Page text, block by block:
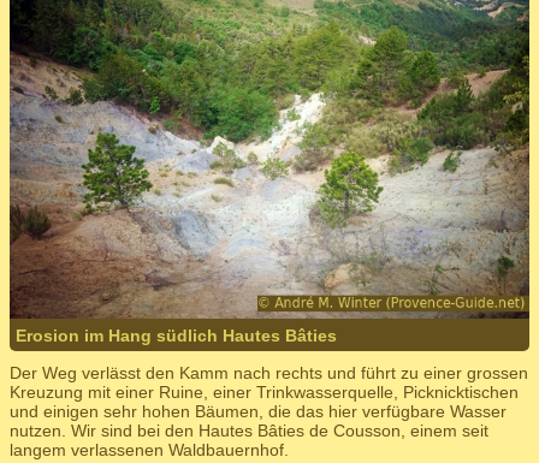
Erosion im Hang südlich Hautes Bâties
Der Weg verlässt den Kamm nach rechts und führt zu einer grossen
Kreuzung mit einer Ruine, einer Trinkwasserquelle, Picknicktischen
und einigen sehr hohen Bäumen, die das hier verfügbare Wasser
nutzen. Wir sind bei den Hautes Bâties de Cousson, einem seit
langem verlassenen Waldbauernhof.